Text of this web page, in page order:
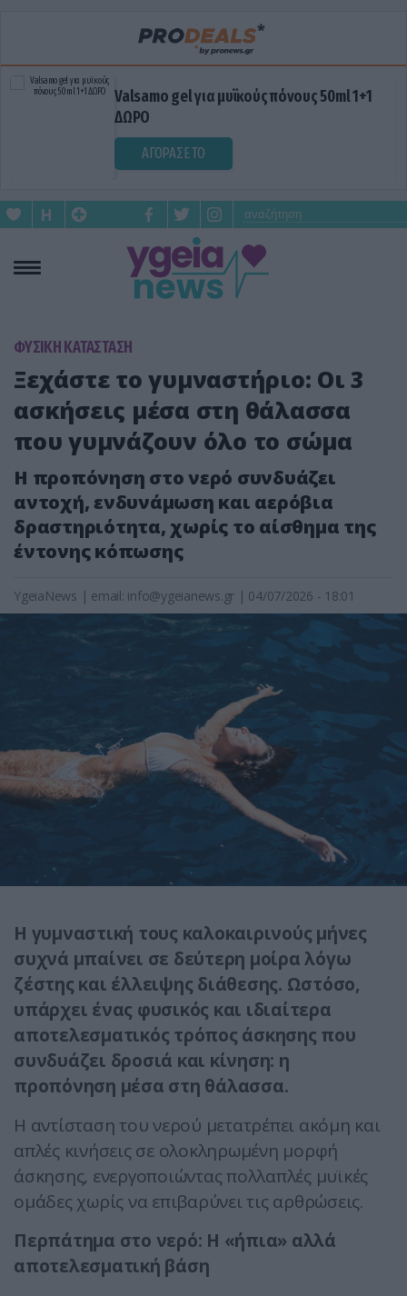
Valsamo gel για μυϊκούς πόνους 50ml 1+1
ΔΩΡΟ
ΑΓΟΡΑΣΕ ΤΟ
ΦΥΣΙΚΗ ΚΑΤΑΣΤΑΣΗ
Ξεχάστε το γυμναστήριο: Οι 3
ασκήσεις μέσα στη θάλασσα
που γυμνάζουν όλο το σώμα
Η προπόνηση στο νερό συνδυάζει
αντοχή, ενδυνάμωση και αερόβια
δραστηριότητα, χωρίς το αίσθημα της
έντονης κόπωσης
YgeiaNews | email: info@ygeianews.gr | 04/07/2026 - 18:01
Η γυμναστική τους καλοκαιρινούς μήνες
συχνά μπαίνει σε δεύτερη μοίρα λόγω
ζέστης και έλλειψης διάθεσης. Ωστόσο,
υπάρχει ένας φυσικός και ιδιαίτερα
αποτελεσματικός τρόπος άσκησης που
συνδυάζει δροσιά και κίνηση: η
προπόνηση μέσα στη θάλασσα.
Η αντίσταση του νερού μετατρέπει ακόμη και
απλές κινήσεις σε ολοκληρωμένη μορφή
άσκησης, ενεργοποιώντας πολλαπλές μυϊκές
ομάδες χωρίς να επιβαρύνει τις αρθρώσεις.
Περπάτημα στο νερό: Η «ήπια» αλλά
αποτελεσματική βάση